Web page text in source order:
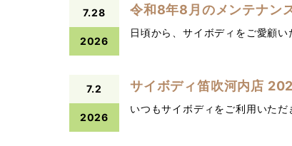
7.28
2026
令和8年8月のメンテナン
日頃から、サイボディをご愛顧い
7.2
2026
サイボディ笛吹河内店
いつもサイボディをご利用いただ